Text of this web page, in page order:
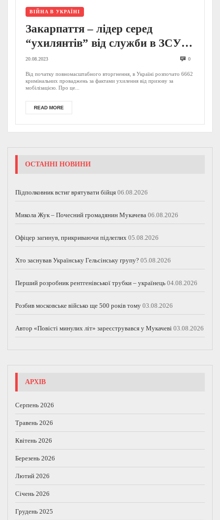
ВІЙНА В УКРАЇНІ
Закарпаття – лідер серед
“ухилянтів” від служби в ЗСУ:
відомі дані статистики по
регіонах України
20.08.2023 0
Від початку повномасштабного вторгнення, в Україні розпочато 6662
кримінальних проваджень за фактами ухилення від призову за
мобілізацією. Про це...
READ MORE
ОСТАННІ НОВИНИ
Підполковник встиг врятувати бійця 06.08.2026
Микола Жук – Почесний громадянин Мукачева 06.08.2026
Офіцер загинув, прикриваючи підлеглих 05.08.2026
Хто заснував Українську Гельсінську групу? 05.08.2026
Перший розробник рентгенівської трубки – українець 04.08.2026
Розбив московське військо ще 500 років тому 03.08.2026
Автор «Повісті минулих літ» зареєструвався у Мукачеві 03.08.2026
АРХІВ
Серпень 2026
Травень 2026
Квітень 2026
Березень 2026
Лютий 2026
Січень 2026
Грудень 2025